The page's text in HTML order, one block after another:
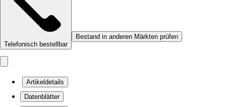
Telefonisch bestellbar
Bestand in anderen Märkten prüfen
Artikeldetails
Datenblätter